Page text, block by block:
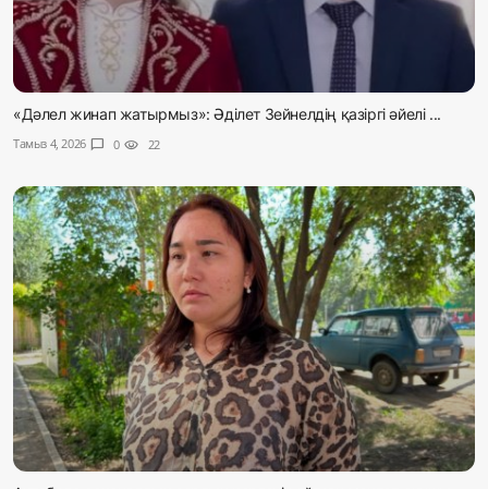
«Дәлел жинап жатырмыз»: Әділет Зейнелдің қазіргі әйелі ...
Тамыз 4, 2026 chat_bubble 0 visibility 22